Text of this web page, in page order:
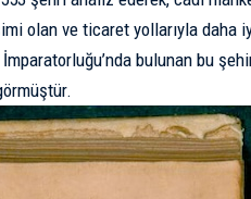
olan ve ticaret yollarıyla daha
bulunan bu